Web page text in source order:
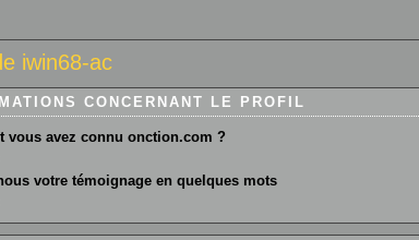
iwin68-ac
CONCERNANT LE PROFIL
vous avez connu onction.com ?
votre témoignage en quelques mots